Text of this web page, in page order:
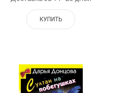
КУПИТЬ